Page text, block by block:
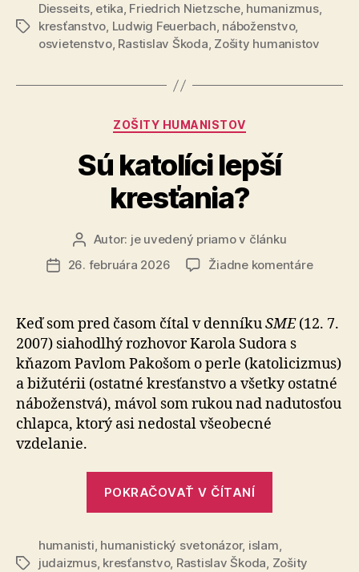
„Boh
je
mŕtvy!““
Značky
Diesseits, etika, Friedrich Nietzsche, humanizmus,
kresťanstvo, Ludwig Feuerbach, náboženstvo,
osvietenstvo, Rastislav Škoda, Zošity humanistov
Kategórie
ZOŠITY HUMANISTOV
Sú katolíci lepší
kresťania?
Autor
článku
Autor: je uvedený priamo v článku
Dátum
26. februára 2026 Žiadne komentárena
lepší
Keď som pred časom čítal v denníkuSME(12. 7.
2007) siahodlhý rozhovor Karola Sudora s
kňazom Pavlom Pakošom o perle (katolicizmus)
a bižutérii (ostatné kres­ťan­stvo a všetky ostatné
náboženstvá), mávol som rukou nad nadutosťou
chlapca, ktorý asi nedostal všeobecné
vzdelanie.
POKRAČOVAŤ V ČÍTANÍ
kresťania?“
Značky
humanisti, humanistický svetonázor, islam,
judaizmus, kresťanstvo, Rastislav Škoda, Zošity